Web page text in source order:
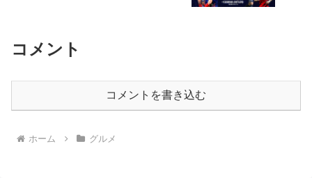
コメント
コメントを書き込む
ホーム グルメ